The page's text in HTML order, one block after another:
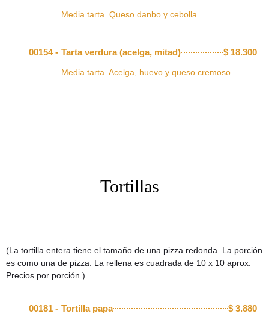
Media tarta. Queso danbo y cebolla.
00154 - Tarta verdura (acelga, mitad) $18.300
Media tarta. Acelga, huevo y queso cremoso.
Tortillas
(La tortilla entera tiene el tamaño de una pizza redonda. La porción
es como una de pizza. La rellena es cuadrada de 10 x 10 aprox.
Precios por porción.)
00181 - Tortilla papa $3.880